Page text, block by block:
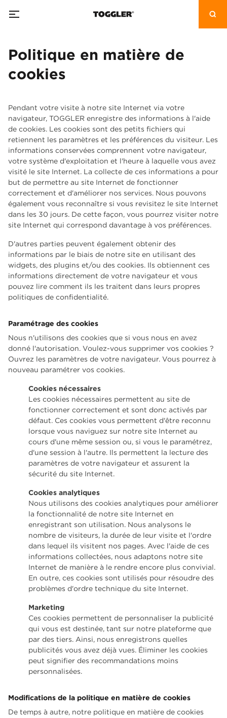
Politique en matière de
cookies
Pendant votre visite à notre site Internet via votre
navigateur, TOGGLER enregistre des informations à l'aide
de cookies. Les cookies sont des petits fichiers qui
retiennent les paramètres et les préférences du visiteur. Les
informations conservées comprennent votre navigateur,
votre système d'exploitation et l'heure à laquelle vous avez
visité le site Internet. La collecte de ces informations a pour
but de permettre au site Internet de fonctionner
correctement et d'améliorer nos services. Nous pouvons
également vous reconnaître si vous revisitez le site Internet
dans les 30 jours. De cette façon, vous pourrez visiter notre
site Internet qui correspond davantage à vos préférences.
D'autres parties peuvent également obtenir des
informations par le biais de notre site en utilisant des
widgets, des plugins et/ou des cookies. Ils obtiennent ces
informations directement de votre navigateur et vous
pouvez lire comment ils les traitent dans leurs propres
politiques de confidentialité.
Paramétrage des cookies
Nous n'utilisons des cookies que si vous nous en avez
donné l'autorisation. Voulez-vous supprimer vos cookies ?
Ouvrez les paramètres de votre navigateur. Vous pourrez à
nouveau paramétrer vos cookies.
Cookies nécessaires
Les cookies nécessaires permettent au site de
fonctionner correctement et sont donc activés par
défaut. Ces cookies vous permettent d'être reconnu
lorsque vous naviguez sur notre site Internet au
cours d'une même session ou, si vous le paramétrez,
d'une session à l'autre. Ils permettent la lecture des
paramètres de votre navigateur et assurent la
sécurité du site Internet.
Cookies analytiques
Nous utilisons des cookies analytiques pour améliorer
la fonctionnalité de notre site Internet en
enregistrant son utilisation. Nous analysons le
nombre de visiteurs, la durée de leur visite et l'ordre
dans lequel ils visitent nos pages. Avec l'aide de ces
informations collectées, nous adaptons notre site
Internet de manière à le rendre encore plus convivial.
En outre, ces cookies sont utilisés pour résoudre des
problèmes d'ordre technique du site Internet.
Marketing
Ces cookies permettent de personnaliser la publicité
qui vous est destinée, tant sur notre plateforme que
par des tiers. Ainsi, nous enregistrons quelles
publicités vous avez déjà vues. Éliminer les cookies
peut signifier des recommandations moins
personnalisées.
Modifications de la politique en matière de cookies
De temps à autre, notre politique en matière de cookies